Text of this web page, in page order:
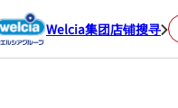
Welcia集团店铺搜寻